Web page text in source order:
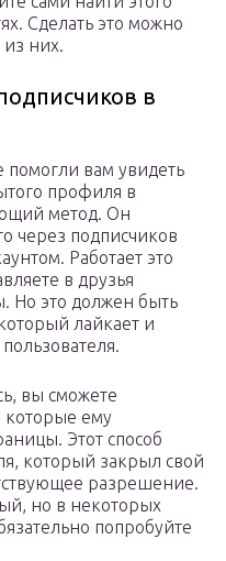
Сделать это можно
них.
в
вам увидеть
профиля в
метод. Он
через подписчиков
Работает это
в друзья
Но это должен быть
лайкает и
вы сможете
которые ему
Этот способ
который закрыл свой
разрешение.
но в некоторых
попробуйте